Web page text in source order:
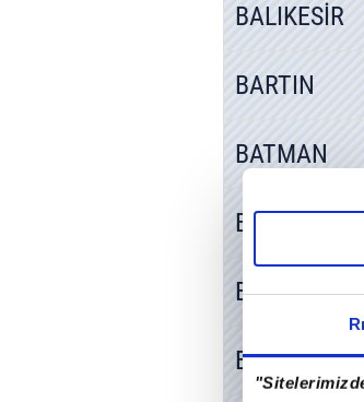
BALIKESİR
BARTIN
BATMAN
BAYBURT
BİLECİK
BİNGÖL